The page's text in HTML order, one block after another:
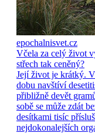
epochalnisvet.cz
Včela za celý život
střech tak ceněný?
Její život je krátký.
dobu navštíví
přibližně devět
sobě se může zdát
desítkami tisíc
nejdokonalejších